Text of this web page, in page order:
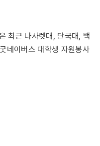
최근 나사렛대, 단국대, 백
네이버스 대학생 자원봉사